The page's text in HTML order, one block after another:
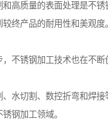
和高质量的表面处理是不锈
终产品的耐用性和美观度。
，不锈钢加工技术也在不断
、水切割、数控折弯和焊接
钢加工领域。